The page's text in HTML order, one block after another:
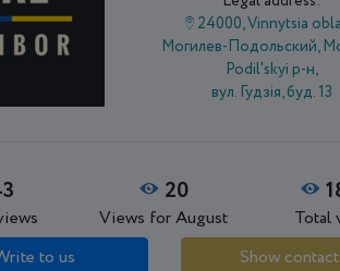
24000, Vinnytsia
Могилев-Подольский,
Podil'skyi р-н,
вул. Гудзія, буд. 13
20
Views for August
Total
to us
Show